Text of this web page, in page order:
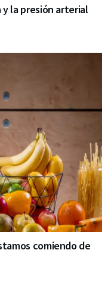
la presión arterial
comiendo de